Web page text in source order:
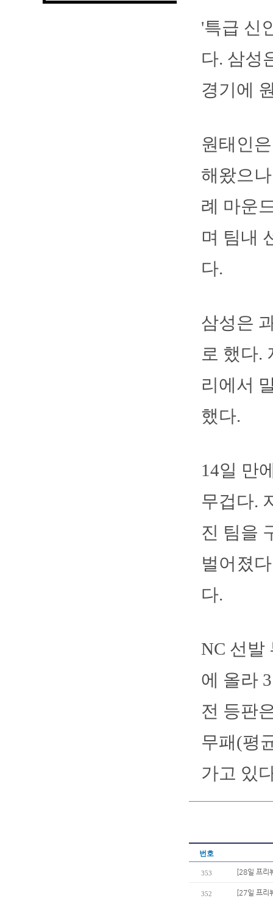
'특급 신
다. 삼성
경기에
원태인
해왔으
례 마운
며 팀내
다.
삼성은
로 했다.
리에서
했다.
14일 만
무겁다.
진 팀을
벌어졌
다.
NC 선발
에 올라
전 등판
무패(평
가고 있
번호
353 [28일 프리
352 [27일 프리